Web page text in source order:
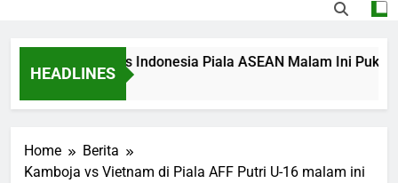
HEADLINES
Singapura vs Indonesia Piala ASEAN Malam Ini Pukul
Home
Berita
Kamboja vs Vietnam di Piala AFF Putri U-16 malam ini